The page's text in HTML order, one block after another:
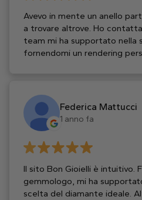
Avevo in mente un anello
a trovare altrove. Ho
team mi ha supportato nella
fornendomi un rendering
Federica Mattucci
1 anno fa
Il sito Bon Gioielli è intuitivo.
gemmologo, mi ha
scelta del diamante ideale.